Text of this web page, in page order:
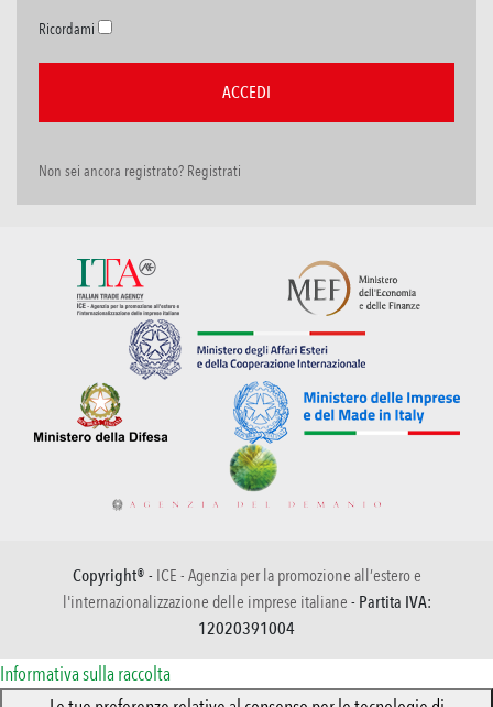
Ricordami
Non sei ancora registrato? Registrati
Copyright® - ICE - Agenzia per la promozione all’estero e
l'internazionalizzazione delle imprese italiane - Partita IVA:
12020391004
Informativa sulla raccolta